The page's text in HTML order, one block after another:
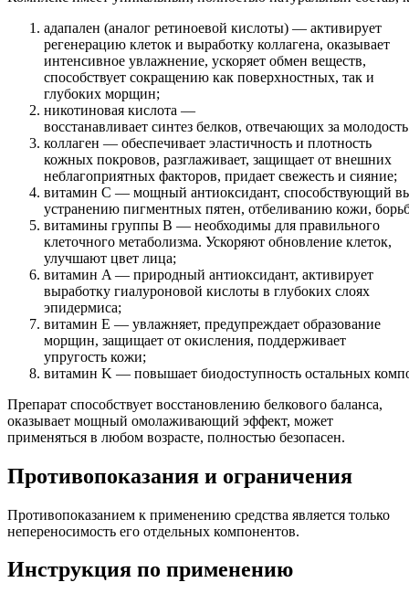
адапален (аналог ретиноевой кислоты) — активирует
регенерацию клеток и выработку коллагена, оказывает
интенсивное увлажнение, ускоряет обмен веществ,
способствует сокращению как поверхностных, так и
глубоких морщин;
никотиновая кислота —
восстанавливает синтез белков, отвечающих за
коллаген — обеспечивает эластичность и плотность
кожных покровов, разглаживает, защищает от внешних
неблагоприятных факторов, придает свежесть и сияние;
витамин С — мощный антиоксидант, способствующий
устранению пигментных пятен, отбеливанию кожи,
витамины группы B — необходимы для правильного
клеточного метаболизма. Ускоряют обновление клеток,
улучшают цвет лица;
витамин A — природный антиоксидант, активирует
выработку гиалуроновой кислоты в глубоких слоях
эпидермиса;
витамин E — увлажняет, предупреждает образование
морщин, защищает от окисления, поддерживает
упругость кожи;
витамин K — повышает биодоступность остальных
Препарат способствует восстановлению белкового баланса,
оказывает мощный омолаживающий эффект, может
применяться в любом возрасте, полностью безопасен.
Противопоказания и ограничения
Противопоказанием к применению средства является только
непереносимость его отдельных компонентов.
Инструкция по применению